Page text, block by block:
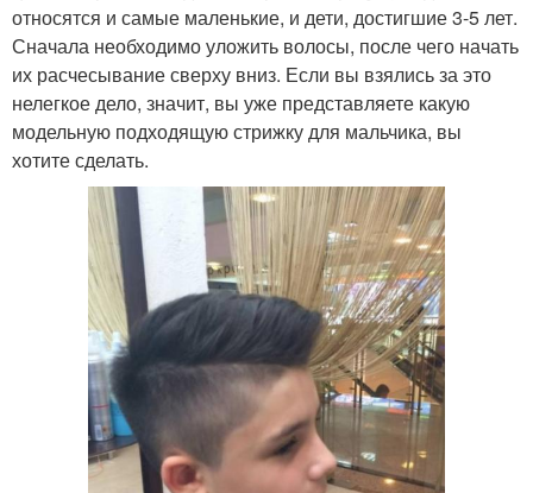
относятся и самые маленькие, и дети, достигшие 3-5 лет.
Сначала необходимо уложить волосы, после чего начать
их расчесывание сверху вниз. Если вы взялись за это
нелегкое дело, значит, вы уже представляете какую
модельную подходящую стрижку для мальчика, вы
хотите сделать.